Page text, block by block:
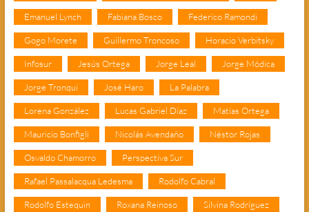
Emanuel Lynch Fabiana Bosco Federico Ramondi
Gogo Morete Guillermo Troncoso Horacio Verbitsky
Infosur Jesús Ortega Jorge Leal Jorge Módica
Jorge Tronqui José Haro La Palabra
Lorena González Lucas Gabriel Díaz Matías Ortega
Mauricio Bonfigli Nicolás Avendaño Néstor Rojas
Osvaldo Chamorro Perspectiva Sur
Rafael Passalacqua Ledesma Rodolfo Cabral
Rodolfo Estequin Roxana Reinoso Silvina Rodríguez